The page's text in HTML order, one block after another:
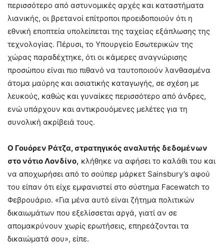
περισσότερο από αστυνομικές αρχές και καταστήματα
λιανικής, οι βρετανοί επίτροποι προειδοποιούν ότι η
εθνική εποπτεία υπολείπεται της ταχείας εξάπλωσης της
τεχνολογίας. Πέρυσι, το Υπουργείο Εσωτερικών της
χώρας παραδέχτηκε, ότι οι κάμερες αναγνώρισης
προσώπου είναι πιο πιθανό να ταυτοποιούν λανθασμένα
άτομα μαύρης και ασιατικής καταγωγής, σε σχέση με
λευκούς, καθώς και γυναίκες περισσότερο από άνδρες,
ενώ υπάρχουν και αντικρουόμενες μελέτες για τη
συνολική ακρίβειά τους.
Ο Γουόρεν Ράτζα, στρατηγικός αναλυτής δεδομένων
στο νότιο Λονδίνο, κλήθηκε να αφήσει το καλάθι του και
να αποχωρήσει από το σούπερ μάρκετ Sainsbury’s αφού
του είπαν ότι είχε εμφανιστεί στο σύστημα Facewatch το
Φεβρουάριο. «Για μένα αυτό είναι ζήτημα πολιτικών
δικαιωμάτων που εξελίσσεται αργά, γιατί αν σε
απομακρύνουν χωρίς ερωτήσεις, επηρεάζονται τα
δικαιώματά σου», είπε.